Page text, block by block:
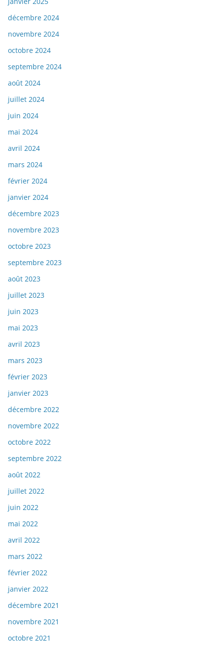
décembre 2024
novembre 2024
octobre 2024
septembre 2024
août 2024
juillet 2024
juin 2024
mai 2024
avril 2024
mars 2024
février 2024
janvier 2024
décembre 2023
novembre 2023
octobre 2023
septembre 2023
août 2023
juillet 2023
juin 2023
mai 2023
avril 2023
mars 2023
février 2023
janvier 2023
décembre 2022
novembre 2022
octobre 2022
septembre 2022
août 2022
juillet 2022
juin 2022
mai 2022
avril 2022
mars 2022
février 2022
janvier 2022
décembre 2021
novembre 2021
octobre 2021